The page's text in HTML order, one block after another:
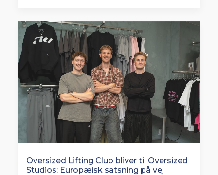
Oversized Lifting Club bliver til Oversized
Studios: Europæisk satsning på vej